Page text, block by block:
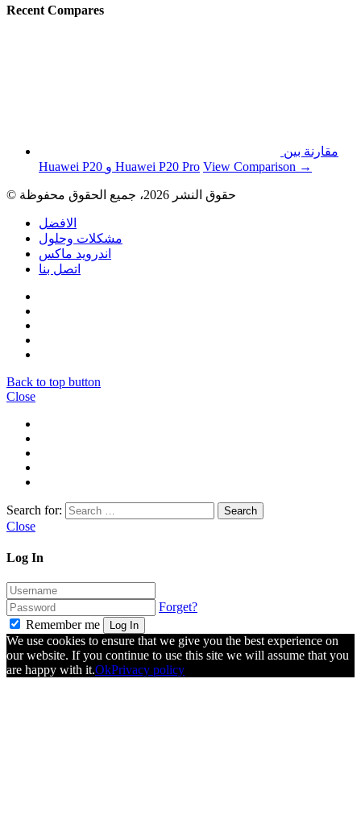
Recent Compares
مقارنة بين
Huawei P20 و Huawei P20 Pro View Comparison →
الافضل
مشكلات وحلول
اندرويد ماكس
اتصل بنا
Back to top button
Close
Search for:
Close
Log In
Forget?
Remember me
Log In
We use cookies to ensure that we give you the best experience on
our website. If you continue to use this site we will assume that you
are happy with it.OkPrivacy policy